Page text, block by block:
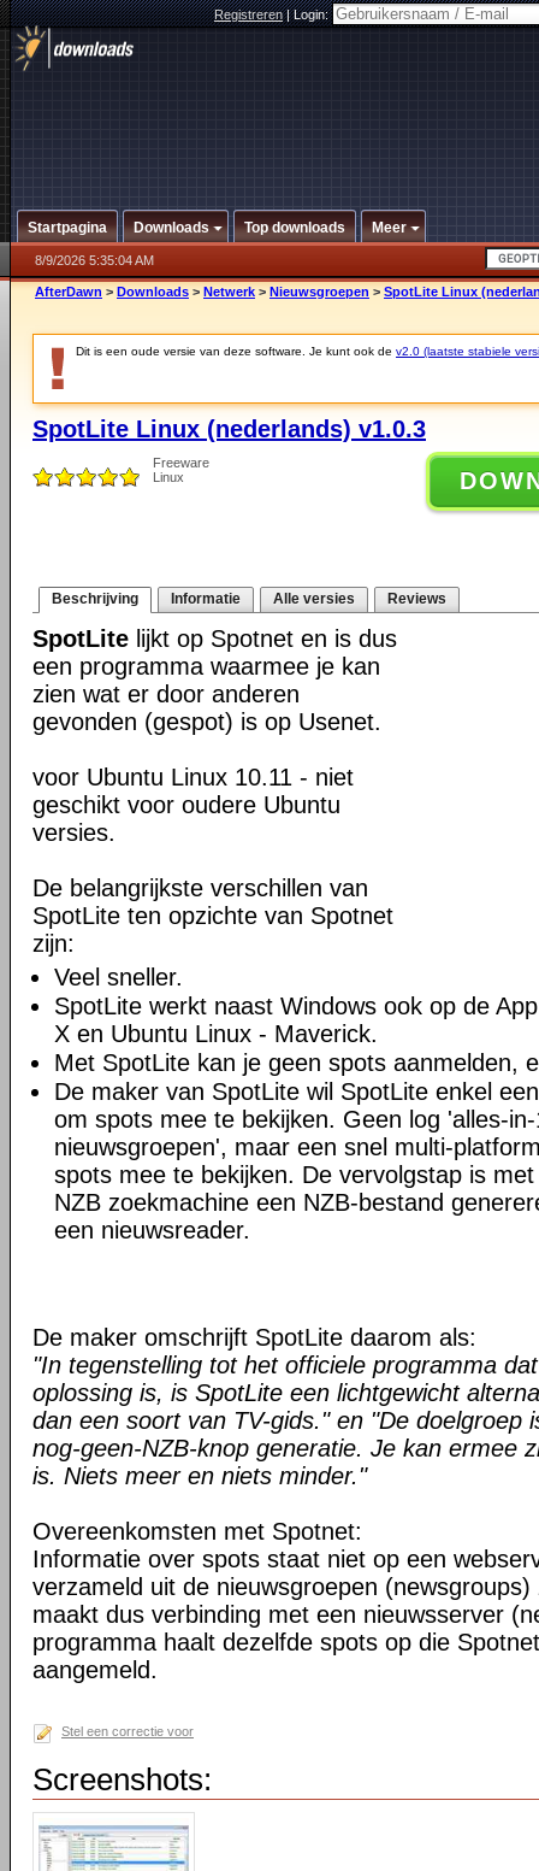
Registreren|Login:
Startpagina Downloads Top downloads Meer
8/9/2026 5:35:04 AM
AfterDawn > Downloads > Netwerk > Nieuwsgroepen > SpotLite Linux
Dit is een oude versie van deze software. Je kunt ook de v2.0 (laatste stabiele
SpotLite Linux (nederlands) v1.0.3
Freeware
Linux
Beschrijving Informatie Alle versies Reviews
SpotLite lijkt op Spotnet en is dus
een programma waarmee je kan
zien wat er door anderen
gevonden (gespot) is op Usenet.
voor Ubuntu Linux 10.11 - niet
geschikt voor oudere Ubuntu
versies.
De belangrijkste verschillen van
SpotLite ten opzichte van Spotnet
zijn:
Veel sneller.
SpotLite werkt naast Windows ook op de
X en Ubuntu Linux - Maverick.
Met SpotLite kan je geen spots aanmelden,
De maker van SpotLite wil SpotLite enkel
om spots mee te bekijken. Geen log 'alles-
nieuwsgroepen', maar een snel multi-
spots mee te bekijken. De vervolgstap is
NZB zoekmachine een NZB-bestand
een nieuwsreader.
De maker omschrijft SpotLite daarom als:
"In tegenstelling tot het officiele programma
oplossing is, is SpotLite een lichtgewicht
dan een soort van TV-gids." en "De doelgroep
nog-geen-NZB-knop generatie. Je kan ermee
is. Niets meer en niets minder."
Overeenkomsten met Spotnet:
Informatie over spots staat niet op een
verzameld uit de nieuwsgroepen
maakt dus verbinding met een nieuwsserver
programma haalt dezelfde spots op die
aangemeld.
Stel een correctie voor
Screenshots: